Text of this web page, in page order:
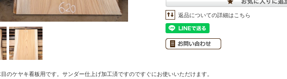
返品についての詳細はこちら
目のケヤキ看板用です。サンダー仕上げ加工済ですのですぐにお使いいただけます。